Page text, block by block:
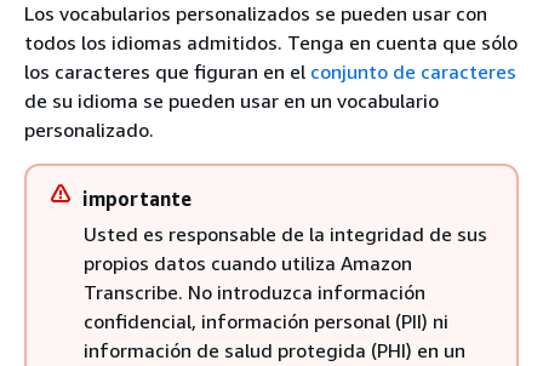
Los vocabularios personalizados se pueden usar con
todos los idiomas admitidos. Tenga en cuenta que sólo
los caracteres que figuran en el conjunto de caracteres
de su idioma se pueden usar en un vocabulario
personalizado.
importante
Usted es responsable de la integridad de sus
propios datos cuando utiliza Amazon
Transcribe. No introduzca información
confidencial, información personal (PII) ni
información de salud protegida (PHI) en un